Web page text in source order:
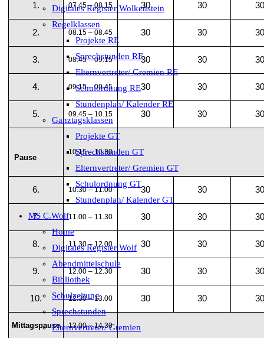
Digitales Register Wolkenstein
Regelklassen
Projekte RE
Sprechstunden RE
Elternvertreter/ Gremien RE
Schulordnung RE
Stundenplan/ Kalender RE
Ganztagsklassen
Projekte GT
Sprechstunden GT
Elternvertreter/ Gremien GT
Schulordnung GT
Stundenplan/ Kalender GT
MS C.Wolf
Home
Digitales Register Wolf
Abendmittelschule
Bibliothek
Schulzeitung
Sprechstunden
Elternvertreter/ Gremien
1. 07.45 – 08.15 30 30 30
2. 08.15 – 08.45 30 30 30
3. 08.45 – 09.15 30 30 30
4. 09.15 – 09.45 30 30 30
5. 09.45 – 10.15 30 30 30
Pause
10.15 – 10.30
6. 10.30 – 11.00 30 30 30
7. 11.00 – 11.30 30 30 30
8. 11.30 – 12.00 30 30 30
9. 12.00 – 12.30 30 30 30
10. 12.30 – 13.00 30 30 30
Mittagspause 13.00 – 14.30